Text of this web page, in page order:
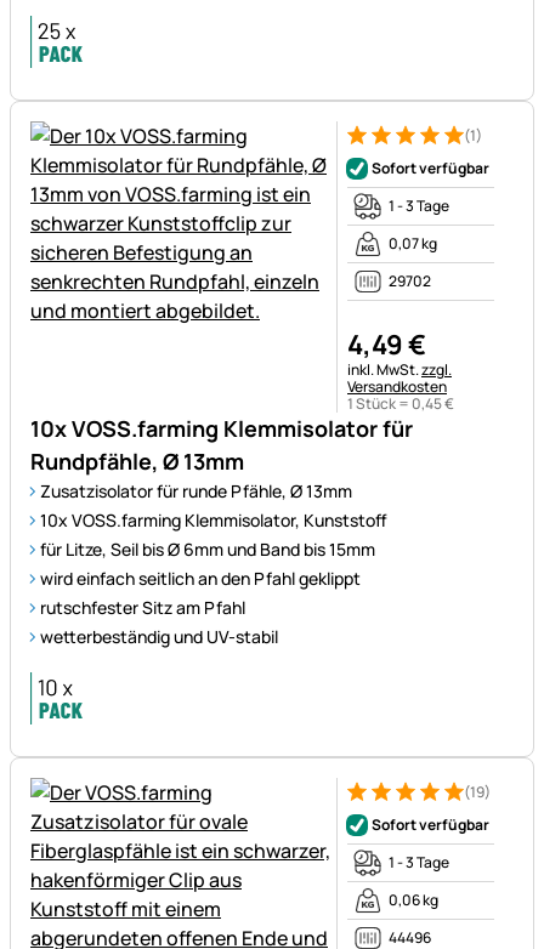
10x VOSS.farming Klemmisolator für
Rundpfähle, Ø 13mm
Zusatzisolator für runde Pfähle, Ø 13mm
10x VOSS.farming Klemmisolator, Kunststoff
für Litze, Seil bis Ø 6mm und Band bis 15mm
wird einfach seitlich an den Pfahl geklippt
rutschfester Sitz am Pfahl
wetterbeständig und UV-stabil
Bewertung: 5 von 5 (1
1 Bewertung
(1)
Sofort verfügbar
1 - 3 Tage
0,07 kg
29702
4,49€
Steuerhinweis:
inkl. MwSt.zzgl.
Versandkosten
1 Stück = 0,45€
Bewertung: 5 von 5 (19
19 Bewertungen (19)
Sofort verfügbar
1 - 3 Tage
0,06 kg
44496